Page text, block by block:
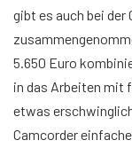
gibt es auch bei der
5.650 Euro
in das Arbeiten mit
etwas
Camcorder